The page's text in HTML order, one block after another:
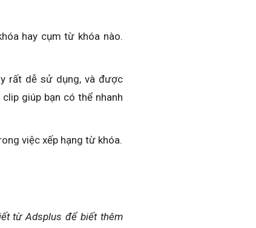
hay cụm từ khóa nào.
rất dễ sử dụng, và được
giúp bạn có thể nhanh
việc xếp hạng từ khóa.
từ Adsplus để biết thêm